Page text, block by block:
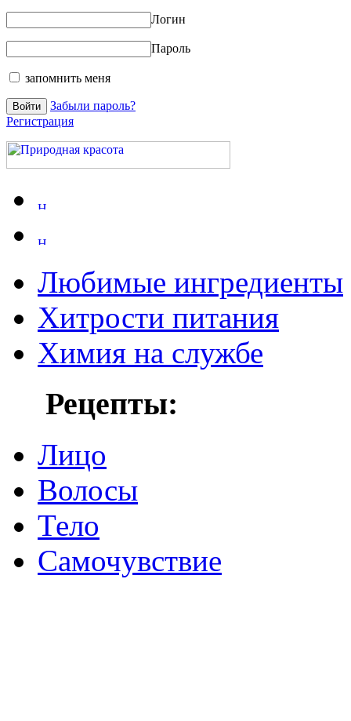
Логин
Пароль
запомнить меня
Забыли пароль?
Регистрация
Любимые ингредиенты
Хитрости питания
Химия на службе
Рецепты:
Лицо
Волосы
Тело
Самочувствие